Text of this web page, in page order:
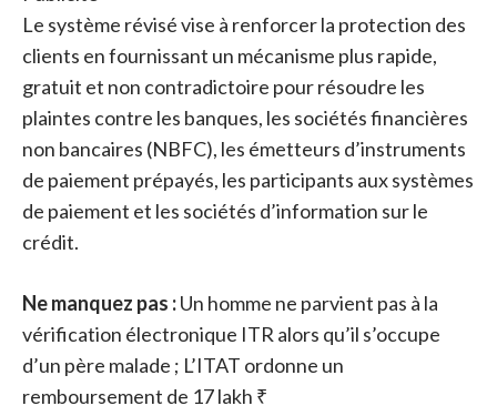
Le système révisé vise à renforcer la protection des
clients en fournissant un mécanisme plus rapide,
gratuit et non contradictoire pour résoudre les
plaintes contre les banques, les sociétés financières
non bancaires (NBFC), les émetteurs d’instruments
de paiement prépayés, les participants aux systèmes
de paiement et les sociétés d’information sur le
crédit.
Ne manquez pas :Un homme ne parvient pas à la
vérification électronique ITR alors qu’il s’occupe
d’un père malade ; L’ITAT ordonne un
remboursement de 17 lakh ₹